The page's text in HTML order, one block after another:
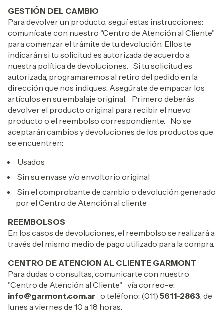
GESTIÓN DEL CAMBIO
Para devolver un producto, seguí estas instrucciones:
comunícate con nuestro "Centro de Atención al Cliente"
para comenzar el trámite de tu devolución. Ellos te
indicarán si tu solicitud es autorizada de acuerdo a
nuestra política de devoluciones. Si tu solicitud es
autorizada, programaremos al retiro del pedido en la
dirección que nos indiques. Asegúrate de empacar los
artículos en su embalaje original. Primero deberás
devolver el producto original para recibir el nuevo
producto o el reembolso correspondiente. No se
aceptarán cambios y devoluciones de los productos que
se encuentren:
Usados
Sin su envase y/o envoltorio original
Sin el comprobante de cambio o devolución generado
por el Centro de Atención al cliente
REEMBOLSOS
En los casos de devoluciones, el reembolso se realizará a
través del mismo medio de pago utilizado para la compra.
CENTRO DE ATENCION AL CLIENTE GARMONT
Para dudas o consultas, comunicarte con nuestro
"Centro de Atención al Cliente" vía correo-e:
info@garmont.com.ar o teléfono: (011) 5611-2863 , de
lunes a viernes de 10 a 18 horas.